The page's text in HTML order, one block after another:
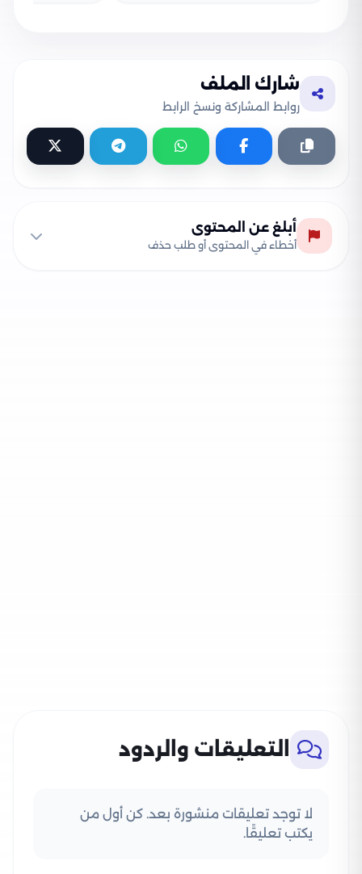
شارك الملف
روابط المشاركة ونسخ الرابط
أبلغ عن المحتوى
أخطاء في المحتوى أو طلب حذف
التعليقات والردود
لا توجد تعليقات منشورة بعد. كن أول من
يكتب تعليقًا.